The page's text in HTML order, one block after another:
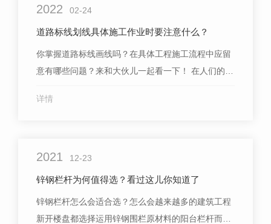
代雕塑，他能够显出一个城市的文化内涵，进一步...
2022 02-24
道路标线划线具体施工作业时要注意什么？
你掌握道路标线画线吗？在具体工程施工流程中应留
意有哪些问题？来和大伙儿一起看一下！ 在人们的日
路标牌，但很多人对路标牌把握很少。有关廊坊市-承
机也可以...
详情
2021 12-23
锌钢栏杆为何值得选？看过这儿你知道了
锌钢栏杆怎么会适合选？怎么会越来越多的建筑工程
新开楼盘都选择运用锌钢围栏原材料的阳台栏杆而不